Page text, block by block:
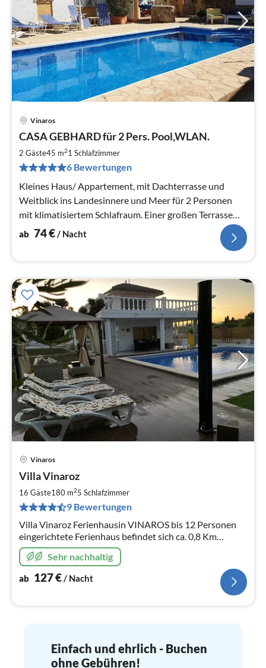
Vinaros
CASA GEBHARD für 2 Pers. Pool,WLAN.
2 Gäste45 m21 Schlafzimmer
6 Bewertungen
Kleines Haus/ Appartement, mit Dachterrasse und
Weitblick ins Landesinnere und Meer für 2 Personen
mit klimatisiertem Schlafraum. Einer großen Terrasse
mit Sitzmöbel und Liegen.
ab 74€/ Nacht
Vinaros
Villa Vinaroz
16 Gäste180 m25 Schlafzimmer
9 Bewertungen
Villa Vinaroz Ferienhausin VINAROS bis 12 Personen
eingerichtete Ferienhaus befindet sich ca. 0,8 Km
außerhalb des Stadtzentrums in einer Einfamilienhaus
Sehr nachhaltig
ab 127€/ Nacht
Einfach und ehrlich - Buchen
ohne Gebühren!